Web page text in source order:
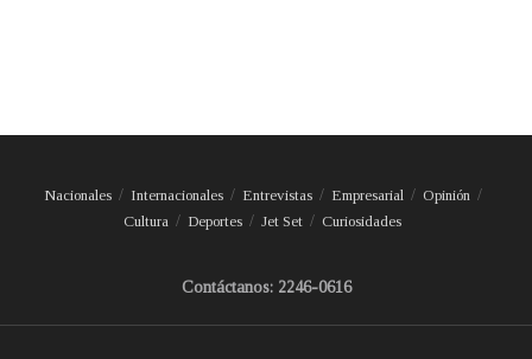
Nacionales Internacionales Entrevistas Empresarial
Opinión
Cultura
Deportes Jet Set Curiosidades
Contáctanos: 2246-0616